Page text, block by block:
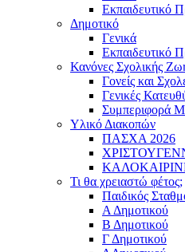
Εκπαιδευτικό
Δημοτικό
Γενικά
Εκπαιδευτικό
Κανόνες Σχολικής
Γονείς και
Γενικές
Συμπεριφορά
Υλικό Διακοπών
ΠAΣΧA 2026
Τι θα χρειαστώ φέτος;
Παιδικός
Α Δημοτικού
Β Δημοτικού
Γ Δημοτικού